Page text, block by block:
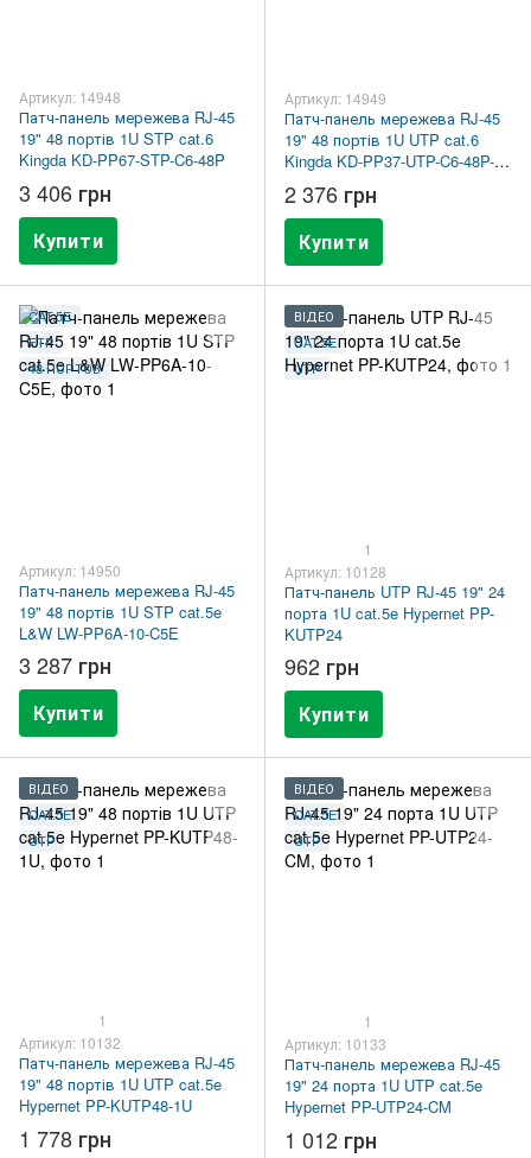
Артикул: 14948
Патч-панель мережева RJ-45
19" 48 портів 1U STP cat.6
Kingda KD-PP67-STP-C6-48P
3 406 грн
Купити
Артикул: 14949
Патч-панель мережева RJ-45
19" 48 портів 1U UTP cat.6
Kingda KD-PP37-UTP-C6-48P-
1U
2 376 грн
Купити
CAT.5E
FTP
48 ПОРТОВ
Артикул: 14950
Патч-панель мережева RJ-45
19" 48 портів 1U STP cat.5e
L&W LW-PP6A-10-C5E
3 287 грн
Купити
ВІДЕО
CAT.5E
UTP
1
Артикул: 10128
Патч-панель UTP RJ-45 19" 24
порта 1U cat.5e Hypernet PP-
KUTP24
962 грн
Купити
ВІДЕО
CAT.5E
UTP
1
Артикул: 10132
Патч-панель мережева RJ-45
19" 48 портів 1U UTP cat.5e
Hypernet PP-KUTP48-1U
1 778 грн
ВІДЕО
CAT.5E
UTP
1
Артикул: 10133
Патч-панель мережева RJ-45
19" 24 порта 1U UTP cat.5e
Hypernet PP-UTP24-CM
1 012 грн